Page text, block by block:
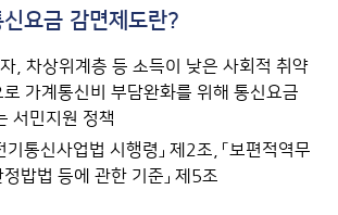
요금 감면제도란?
, 차상위계층 등 소득이 낮은 사회적 취약
가계통신비 부담완화를 위해 통신요금
서민지원 정책
기통신사업법 시행령」 제2조, 「보편적역무
밥법 등에 관한 기준」 제5조